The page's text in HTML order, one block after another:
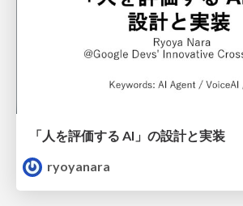
「人を評価する AI」の 設計と実装
ryoyanara